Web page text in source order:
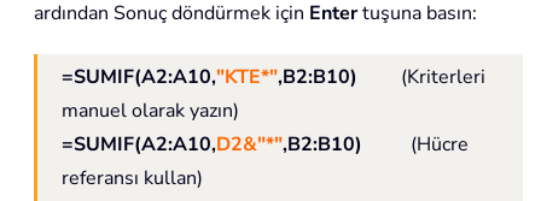
ardından Sonuç döndürmek için Entertuşuna basın:
=SUMIF(A2:A10,"KTE*",B2:B10)
(Kriterleri
manuel olarak yazın)
=SUMIF(A2:A10,D2&"*",B2:B10) (Hücre
referansı kullan)